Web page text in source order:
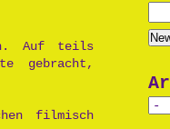
Auf teils
gebracht,
filmisch